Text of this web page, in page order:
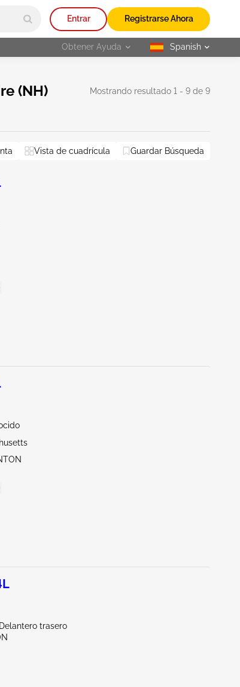
Entrar Registrarse Ahora
Obtener Ayuda selected
Spanish
(NH) Mostrando resultado 1 - 9 de 9
Restablecer todo
Vista de cuadrícula Guardar Búsqueda
trasero